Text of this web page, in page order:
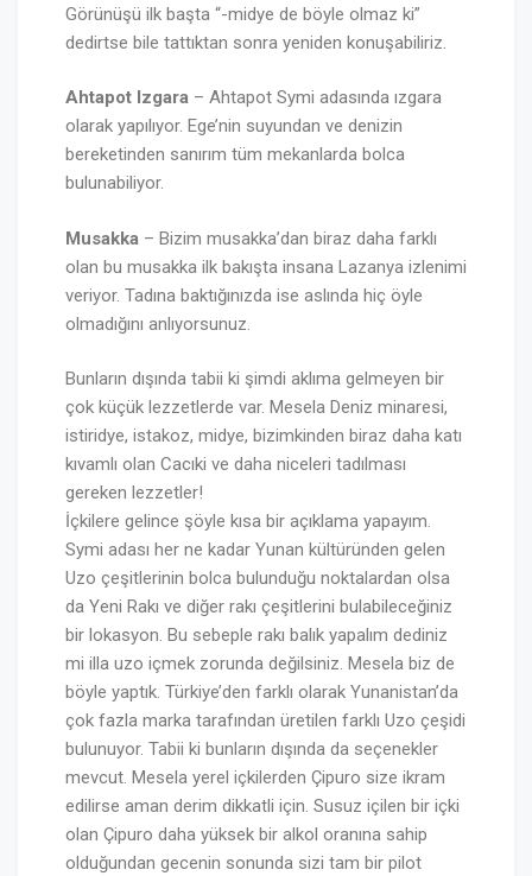
Görünüşü ilk başta “-midye de böyle olmaz ki”
dedirtse bile tattıktan sonra yeniden konuşabiliriz.
Ahtapot Izgara – Ahtapot Symi adasında ızgara
olarak yapılıyor. Ege’nin suyundan ve denizin
bereketinden sanırım tüm mekanlarda bolca
bulunabiliyor.
Musakka – Bizim musakka’dan biraz daha farklı
olan bu musakka ilk bakışta insana Lazanya izlenimi
veriyor. Tadına baktığınızda ise aslında hiç öyle
olmadığını anlıyorsunuz.
Bunların dışında tabii ki şimdi aklıma gelmeyen bir
çok küçük lezzetlerde var. Mesela Deniz minaresi,
istiridye, istakoz, midye, bizimkinden biraz daha katı
kıvamlı olan Cacıki ve daha niceleri tadılması
gereken lezzetler!
İçkilere gelince şöyle kısa bir açıklama yapayım.
Symi adası her ne kadar Yunan kültüründen gelen
Uzo çeşitlerinin bolca bulunduğu noktalardan olsa
da Yeni Rakı ve diğer rakı çeşitlerini bulabileceğiniz
bir lokasyon. Bu sebeple rakı balık yapalım dediniz
mi illa uzo içmek zorunda değilsiniz. Mesela biz de
böyle yaptık. Türkiye’den farklı olarak Yunanistan’da
çok fazla marka tarafından üretilen farklı Uzo çeşidi
bulunuyor. Tabii ki bunların dışında da seçenekler
mevcut. Mesela yerel içkilerden Çipuro size ikram
edilirse aman derim dikkatli için. Susuz içilen bir içki
olan Çipuro daha yüksek bir alkol oranına sahip
olduğundan gecenin sonunda sizi tam bir pilot